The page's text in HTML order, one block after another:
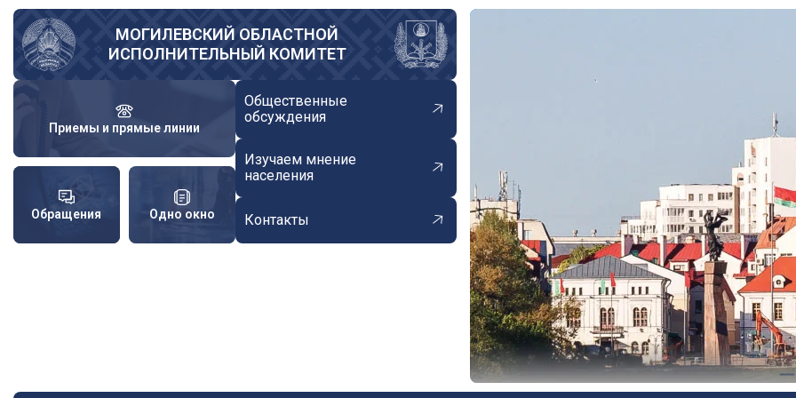
Перейти
основному
содержанию
МОГИЛЕВСКИЙ ОБЛАСТНОЙ
ИСПОЛНИТЕЛЬНЫЙ КОМИТЕТ
Приемы и прямые линии
Обращения Одно окно
Общественные
обсуждения
Изучаем мнение
населения
Контакты